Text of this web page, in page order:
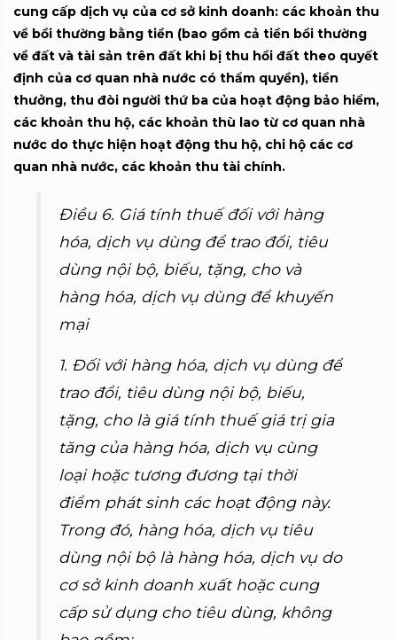
cung cấp dịch vụ của cơ sở kinh doanh: các khoản thu
về bồi thường bằng tiền (bao gồm cả tiền bồi thường
về đất và tài sản trên đất khi bị thu hồi đất theo quyết
định của cơ quan nhà nước có thẩm quyền), tiền
thưởng, thu đòi người thứ ba của hoạt động bảo hiểm,
các khoản thu hộ, các khoản thù lao từ cơ quan nhà
nước do thực hiện hoạt động thu hộ, chi hộ các cơ
quan nhà nước, các khoản thu tài chính.
Điều 6. Giá tính thuế đối với hàng
hóa, dịch vụ dùng để trao đổi, tiêu
dùng nội bộ, biếu, tặng, cho và
hàng hóa, dịch vụ dùng để khuyến
mại
1. Đối với hàng hóa, dịch vụ dùng để
trao đổi, tiêu dùng nội bộ, biếu,
tặng, cho là giá tính thuế giá trị gia
tăng của hàng hóa, dịch vụ cùng
loại hoặc tương đương tại thời
điểm phát sinh các hoạt động này.
Trong đó, hàng hóa, dịch vụ tiêu
dùng nội bộ là hàng hóa, dịch vụ do
cơ sở kinh doanh xuất hoặc cung
cấp sử dụng cho tiêu dùng, không